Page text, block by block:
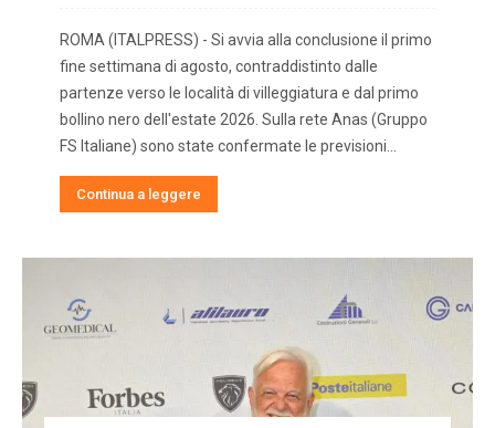
ROMA (ITALPRESS) - Si avvia alla conclusione il primo
fine settimana di agosto, contraddistinto dalle
partenze verso le località di villeggiatura e dal primo
bollino nero dell'estate 2026. Sulla rete Anas (Gruppo
FS Italiane) sono state confermate le previsioni...
Continua a leggere